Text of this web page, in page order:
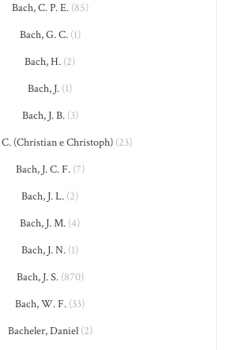
Bach, C. P. E.(85)
Bach, G. C.(1)
Bach, H. (2)
Bach, J. (1)
Bach, J. B.(3)
C. (Christian e Christoph) (23)
Bach, J. C. F.(7)
Bach, J. L. (2)
Bach, J. M. (4)
Bach, J. N. (1)
Bach, J. S.(870)
Bach, W. F. (33)
Bacheler, Daniel(2)